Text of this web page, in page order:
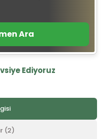
Ara
Ediyoruz
mm
(2)